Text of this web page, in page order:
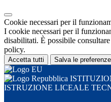
Cookie necessari per il
I cookie necessari per il
disabilitati. È possibile
policy.
Accetta tutti Salva le preferenze
ISTRUZIONE LICEALE